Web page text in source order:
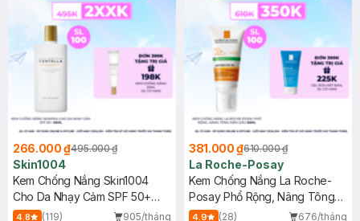
266.000 ₫495.000 ₫
Skin1004
Kem Chống Nắng Skin1004
Cho Da Nhạy Cảm SPF 50+
50ml
4.8 (119)
905/tháng
381.000 ₫610.000 ₫
La Roche-Posay
Kem Chống Nắng La Roche-
Posay Phổ Rộng, Nâng Tông
Kiềm Dầu 50ml
4.9 (28)
676/tháng